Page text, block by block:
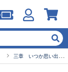
三章 いつか思い出す遠くの空の青い夜-2